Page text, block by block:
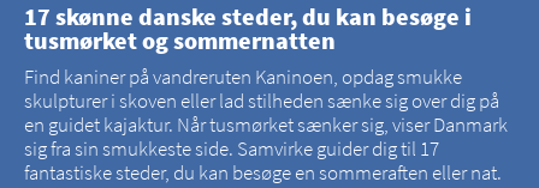
17 skønne danske steder, du kan besøge i
tusmørket og sommernatten
Find kaniner på vandreruten Kaninoen, opdag smukke
skulpturer i skoven eller lad stilheden sænke sig over dig på
en guidet kajaktur. Når tusmørket sænker sig, viser Danmark
sig fra sin smukkeste side. Samvirke guider dig til 17
fantastiske steder, du kan besøge en sommeraften eller nat.